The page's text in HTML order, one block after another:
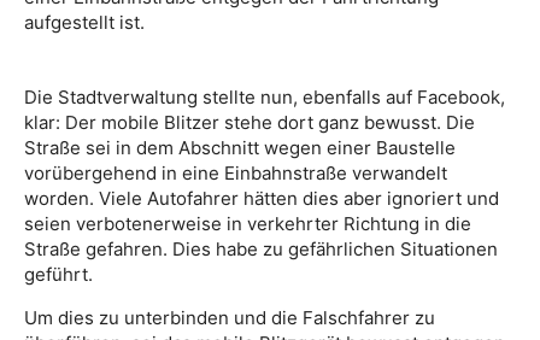
aufgestellt ist.
Die Stadtverwaltung stellte nun, ebenfalls auf Facebook,
klar: Der mobile Blitzer stehe dort ganz bewusst. Die
Straße sei in dem Abschnitt wegen einer Baustelle
vorübergehend in eine Einbahnstraße verwandelt
worden. Viele Autofahrer hätten dies aber ignoriert und
seien verbotenerweise in verkehrter Richtung in die
Straße gefahren. Dies habe zu gefährlichen Situationen
geführt.
Um dies zu unterbinden und die Falschfahrer zu